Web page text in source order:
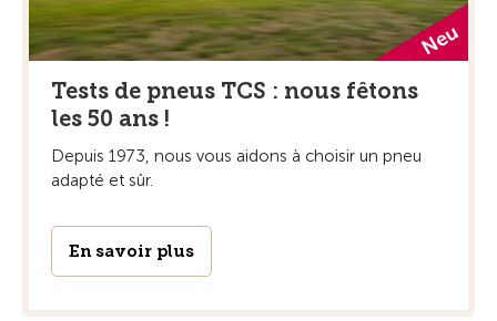
Tests de pneus TCS : nous fêtons
les 50 ans !
Depuis 1973, nous vous aidons à choisir un pneu
adapté et sûr.
En savoir plus